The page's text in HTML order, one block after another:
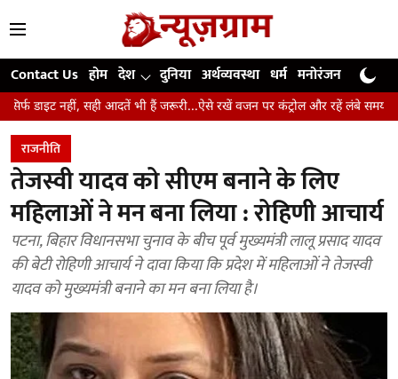
Contact Us होम देश दुनिया अर्थव्यवस्था धर्म मनोरंजन खेल
सही आदतें भी हैं जरूरी...ऐसे रखें वजन पर कंट्रोल और रहें लंबे समय तक स्वस्थ
राजनीति
तेजस्वी यादव को सीएम बनाने के लिए
महिलाओं ने मन बना लिया : रोहिणी आचार्य
पटना, बिहार विधानसभा चुनाव के बीच पूर्व मुख्यमंत्री लालू प्रसाद यादव
की बेटी रोहिणी आचार्य ने दावा किया कि प्रदेश में महिलाओं ने तेजस्वी
यादव को मुख्यमंत्री बनाने का मन बना लिया है।